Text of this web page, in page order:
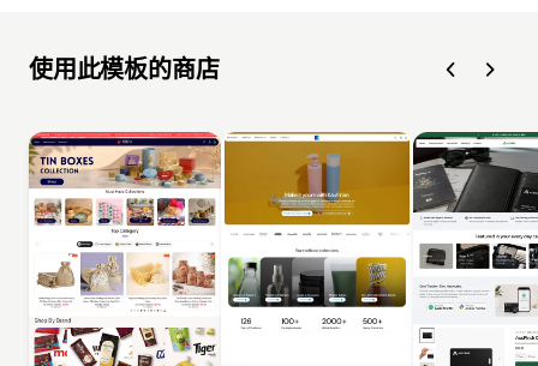
使用此模板的商店